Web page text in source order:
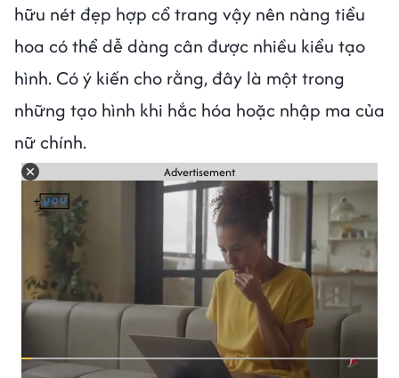
hữu nét đẹp hợp cổ trang vậy nên nàng tiểu
hoa có thể dễ dàng cân được nhiều kiểu tạo
hình. Có ý kiến cho rằng, đây là một trong
những tạo hình khi hắc hóa hoặc nhập ma của
nữ chính.
Advertisement